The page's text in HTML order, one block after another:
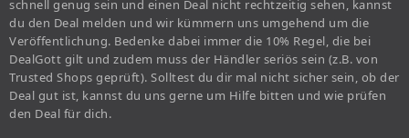
schnell genug sein und einen Deal nicht rechtzeitig sehen, kannst
du den Deal melden und wir kümmern uns umgehend um die
Veröffentlichung. Bedenke dabei immer die 10% Regel, die bei
DealGott gilt und zudem muss der Händler seriös sein (z.B. von
Trusted Shops geprüft). Solltest du dir mal nicht sicher sein, ob der
Deal gut ist, kannst du uns gerne um Hilfe bitten und wie prüfen
den Deal für dich.